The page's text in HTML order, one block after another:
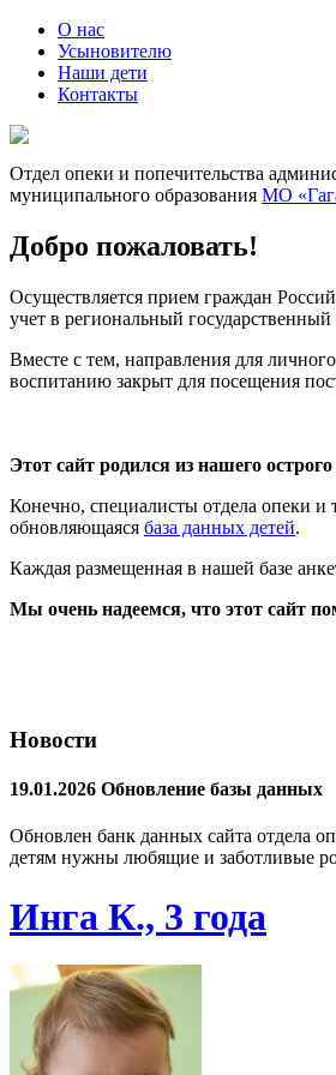
О нас
Усыновителю
Наши дети
Контакты
Отдел опеки и попечительства
муниципального образования МО
Добро пожаловать!
Осуществляется прием граждан
учет в региональный
Вместе с тем, направления для
воспитанию закрыт для посещения
Этот сайт родился из нашего
Конечно, специалисты отдела опеки и
обновляющаяся база данных детей.
Каждая размещенная в нашей базе
Мы очень надеемся, что этот сайт
Новости
19.01.2026 Обновление базы данных
Обновлен банк данных сайта отдела
детям нужны любящие и заботливые
Инга К., 3 года